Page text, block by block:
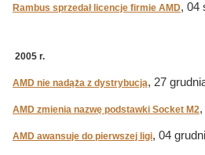
Rambus sprzedał licencje firmie AMD, 04
2005 r.
AMD nie nadąża z dystrybucją, 27
AMD zmienia nazwę podstawki Socket M2
AMD awansuje do pierwszej ligi, 04